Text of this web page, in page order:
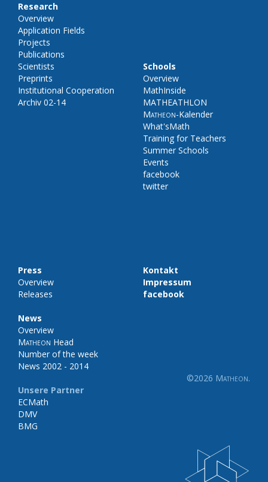
Research
Overview
Application Fields
Projects
Publications
Scientists
Preprints
Institutional Cooperation
Archiv 02-14
Schools
Overview
MathInside
MATHEATHLON
Matheon-Kalender
What'sMath
Training for Teachers
Summer Schools
Events
facebook
twitter
Press
Overview
Releases
News
Overview
Matheon Head
Number of the week
News 2002 - 2014
Unsere Partner
ECMath
DMV
BMG
Kontakt
Impressum
facebook
©2026 Matheon.